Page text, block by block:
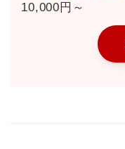
10,000円～